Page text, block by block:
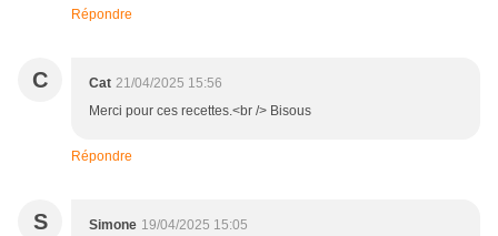
Répondre
C Cat 21/04/2025 15:56
Merci pour ces recettes.<br /> Bisous
Répondre
S Simone 19/04/2025 15:05